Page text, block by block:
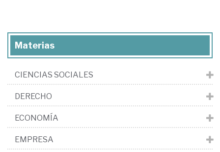
Materias
CIENCIAS SOCIALES
DERECHO
ECONOMÍA
EMPRESA